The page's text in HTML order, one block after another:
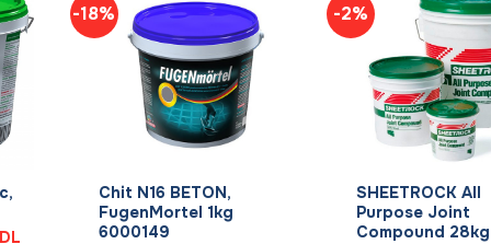
-18%
Chit N16 BETON,
FugenMortel 1kg
6000149
-2%
SHEETROCK All
Purpose Joint
Compound 28kg